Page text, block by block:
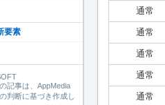
通常
通常
通常
通常
通常
要素
記事は、AppMedia
判断に基づき作成し